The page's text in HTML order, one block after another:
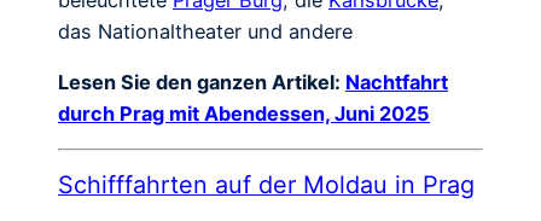
das Nationaltheater und andere
Lesen Sie den ganzen Artikel: Nachtfahrt
durch Prag mit Abendessen, Juni 2025
Schifffahrten auf der Moldau in Prag